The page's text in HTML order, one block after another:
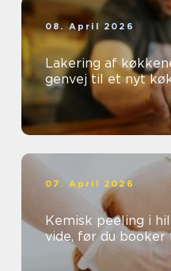
08. April 2026
Lakering af
genvej til et nyt
07. April 2026
Kemisk peeling i hillerød
vide, før du booker